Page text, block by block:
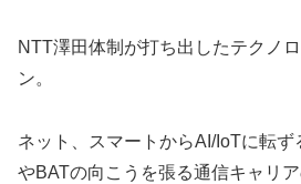
NTT澤田体制が打ち出したテクノ
ン。
ネット、スマートからAI/IoTに転ず
やBATの向こうを張る通信キャリ